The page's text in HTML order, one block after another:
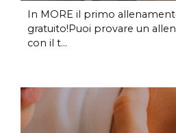
In MORE il primo
gratuito!Puoi provare un
con il t...